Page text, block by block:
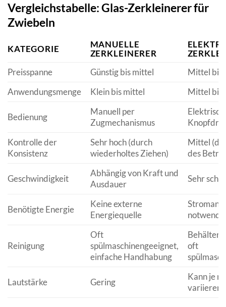
Vergleichstabelle: Glas-Zerkleinerer für
Zwiebeln
KATEGORIE
MANUELLE
ZERKLEINERER
Preisspanne
Günstig bis mittel
Mittel bis
Anwendungsmenge
Klein bis mittel Mittel bis
Bedienung
Manuell per
Zugmechanismus
Kontrolle der
Konsistenz
Sehr hoch (durch
wiederholtes Ziehen)
Mittel
des
Geschwindigkeit
Abhängig von Kraft und
Ausdauer
Sehr
Benötigte Energie
Keine externe
Energiequelle
Reinigung
Oft
spülmaschinengeeignet,
einfache Handhabung
Behälter
oft
Lautstärke Gering
Kann je
variieren